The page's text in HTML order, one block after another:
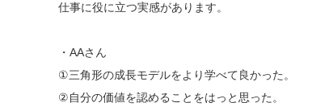
仕事に役に立つ実感があります。
・AAさん
①三角形の成長モデルをより学べて良かった。
②自分の価値を認めることをはっと思った。